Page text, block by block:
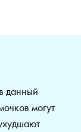
данный
могут